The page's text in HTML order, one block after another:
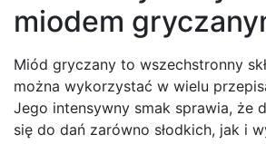
miodem
Miód gryczany to wszechstronny
można wykorzystać w wielu
Jego intensywny smak sprawia, że
się do dań zarówno słodkich, jak i